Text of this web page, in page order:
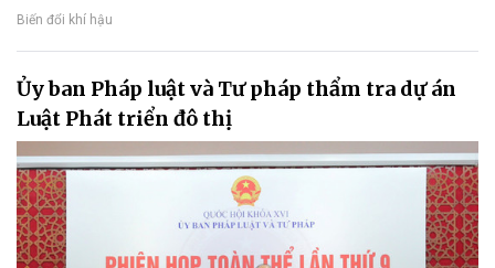
Biến đổi khí hậu
Ủy ban Pháp luật và Tư pháp thẩm tra dự án
Luật Phát triển đô thị